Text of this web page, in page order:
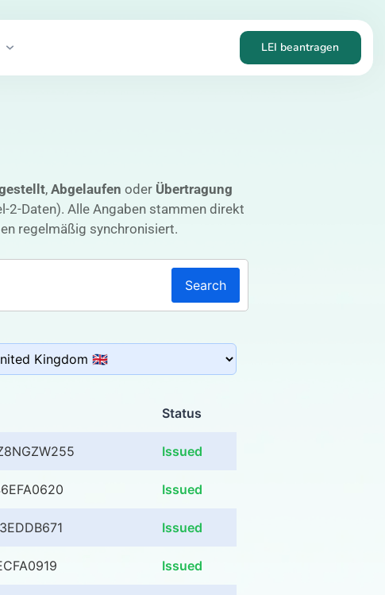
LEI beantragen
, Abgelaufen oder Übertragung
2-Daten). Alle Angaben stammen direkt
regelmäßig synchronisiert.
Search
Status
Issued
Issued
Issued
Issued